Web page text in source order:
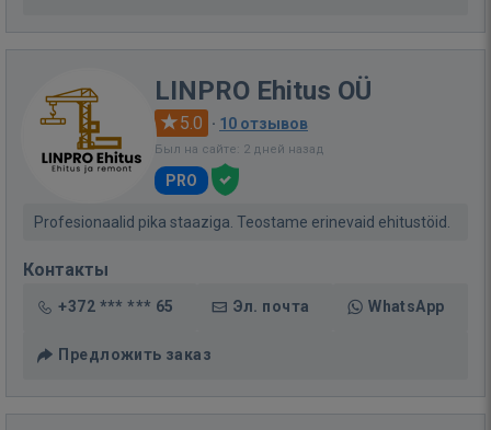
LINPRO Ehitus OÜ
5.0 · 10 отзывов
Был на сайте: 2 дней назад
PRO
Profesionaalid pika staaziga. Teostame erinevaid ehitustöid.
Контакты
+372 *** *** 65 Эл. почта WhatsApp
Предложить заказ